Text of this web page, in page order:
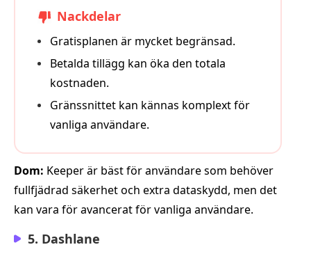
Nackdelar
Gratisplanen är mycket begränsad.
Betalda tillägg kan öka den totala
kostnaden.
Gränssnittet kan kännas komplext för
vanliga användare.
Dom: Keeper är bäst för användare som behöver
fullfjädrad säkerhet och extra dataskydd, men det
kan vara för avancerat för vanliga användare.
5. Dashlane